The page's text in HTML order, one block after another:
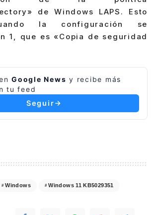
de Windows LAPS. Esto
la configuración se
1, que es «Copia de seguridad
Google News y recibe más
tu feed
Seguir
Windows Windows 11 KB5029351